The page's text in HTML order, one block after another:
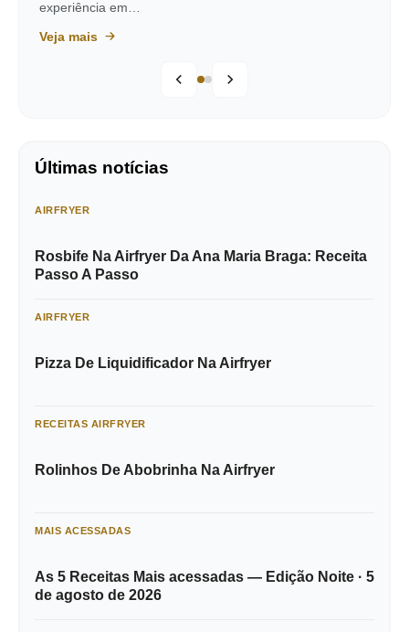
experiência em…
Veja mais
Últimas notícias
AIRFRYER
Rosbife Na Airfryer Da Ana Maria Braga: Receita
Passo A Passo
AIRFRYER
Pizza De Liquidificador Na Airfryer
RECEITAS AIRFRYER
Rolinhos De Abobrinha Na Airfryer
MAIS ACESSADAS
As 5 Receitas Mais acessadas — Edição Noite · 5
de agosto de 2026